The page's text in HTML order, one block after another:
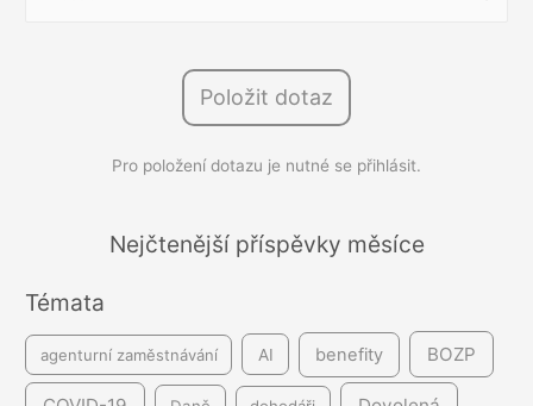
švarcsystém
í
Položit dotaz
Pro položení dotazu je nutné se přihlásit.
Nejčtenější příspěvky měsíce
Témata
agenturní zaměstnávání AI benefity BOZP